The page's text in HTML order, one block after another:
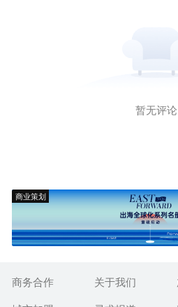
暂无评论
商业策划
商务合作 关于我们